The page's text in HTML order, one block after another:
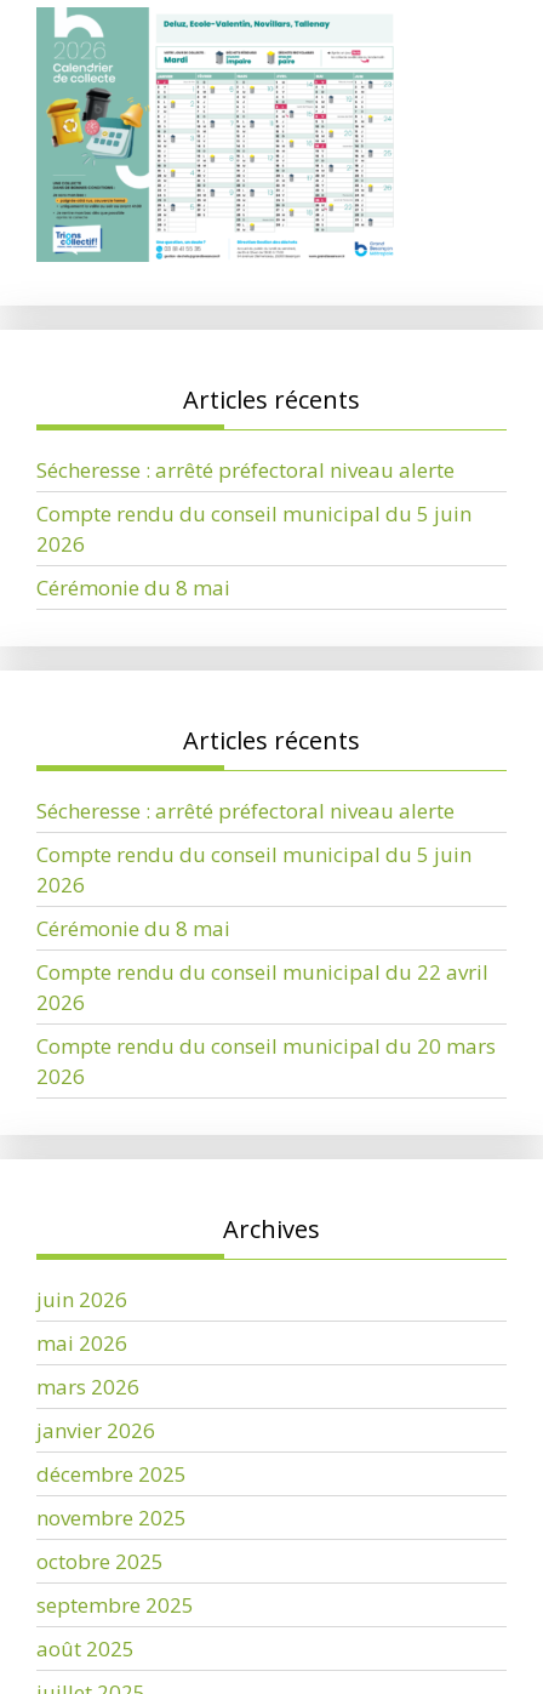
Articles récents
Sécheresse : arrêté préfectoral niveau alerte
Compte rendu du conseil municipal du 5 juin
2026
Cérémonie du 8 mai
Articles récents
Sécheresse : arrêté préfectoral niveau alerte
Compte rendu du conseil municipal du 5 juin
2026
Cérémonie du 8 mai
Compte rendu du conseil municipal du 22 avril
2026
Compte rendu du conseil municipal du 20 mars
2026
Archives
juin 2026
mai 2026
mars 2026
janvier 2026
décembre 2025
novembre 2025
octobre 2025
septembre 2025
août 2025